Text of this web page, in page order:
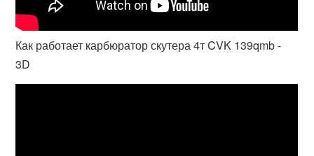
Как работает карбюратор скутера 4т CVK 139qmb -
3D